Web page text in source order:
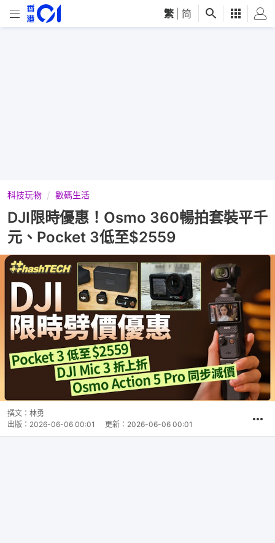
繁 简
科技玩物 數碼生活
DJI限時優惠！Osmo 360暢拍套裝平千
元、Pocket 3低至$2559
撰文： 林勇
出版： 2026-06-06 00:01 更新： 2026-06-06 00:01